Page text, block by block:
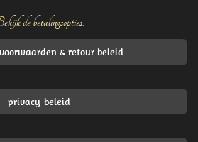
de betalingsopties.
& retour beleid
privacy-beleid